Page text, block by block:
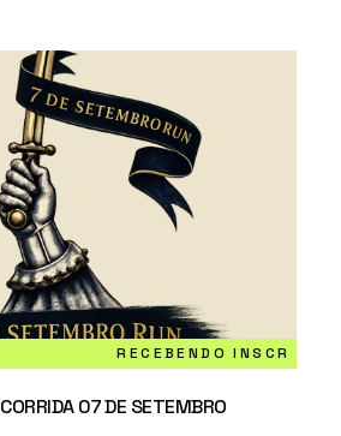
RECEBENDO INSCRIÇÕES
CORRIDA 07 DE SETEMBRO